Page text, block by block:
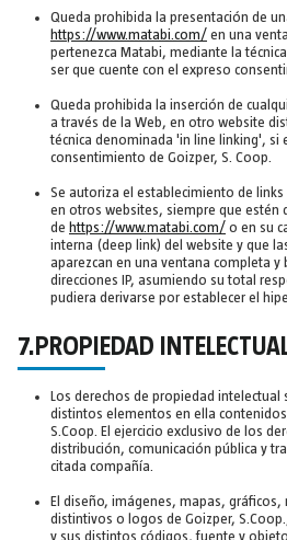
Queda prohibida la presentación de
https://www.matabi.com/ en una
pertenezca Matabi, mediante la
ser que cuente con el expreso
Queda prohibida la inserción de
a través de la Web, en otro website
técnica denominada 'in line linking', si
consentimiento de Goizper, S. Coop.
Se autoriza el establecimiento de
en otros websites, siempre que estén
de https://www.matabi.com/ o en su
interna (deep link) del website y que
aparezcan en una ventana completa y
direcciones IP, asumiendo su total
pudiera derivarse por establecer el
7.PROPIEDAD
Los derechos de propiedad
distintos elementos en ella
S.Coop. El ejercicio exclusivo de los
distribución, comunicación pública y
citada compañía.
El diseño, imágenes, mapas,
distintivos o logos de Goizper,
y sus distintos códigos, fuente y